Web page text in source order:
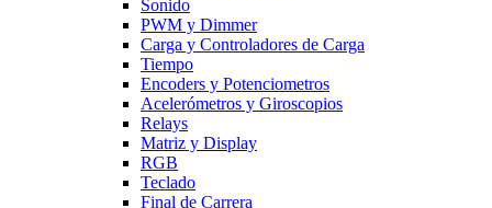
Sonido
PWM y Dimmer
Carga y Controladores de Carga
Tiempo
Encoders y Potenciometros
Acelerómetros y Giroscopios
Relays
Matriz y Display
RGB
Teclado
Final de Carrera